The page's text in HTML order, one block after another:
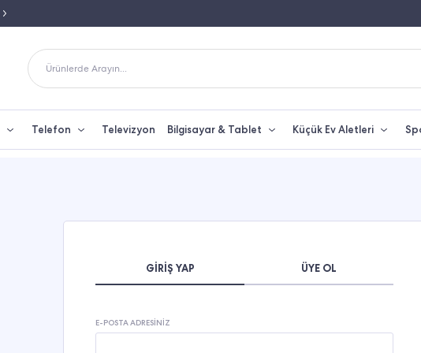
Ürünlerde Arayın...
Telefon Televizyon Bilgisayar & Tablet Küçük Ev Aletleri
GIRIŞ YAP ÜYE OL
E-POSTA ADRESINIZ